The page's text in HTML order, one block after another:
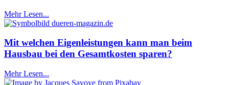
Mehr Lesen...
Mit welchen Eigenleistungen kann man beim
Hausbau bei den Gesamtkosten sparen?
Mehr Lesen...